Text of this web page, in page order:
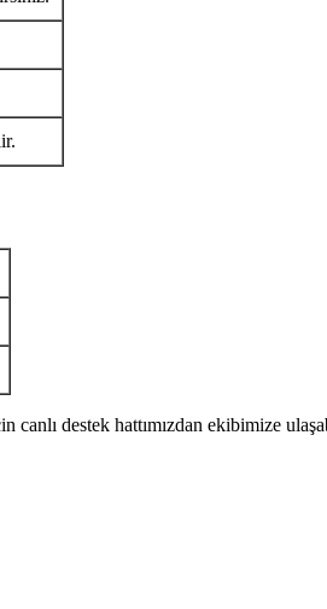
destek hattımızdan ekibimize